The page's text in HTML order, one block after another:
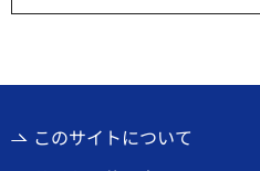
このサイトについて